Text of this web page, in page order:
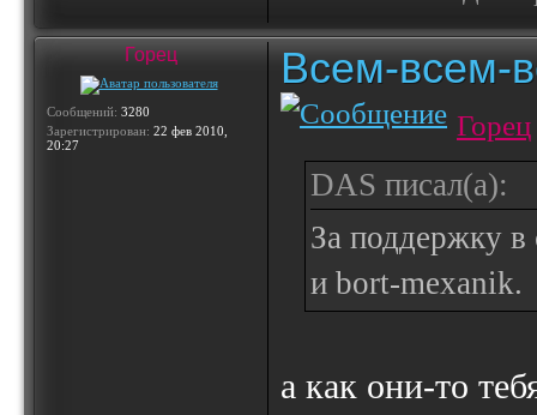
Горец
Сообщений: 3280
Зарегистрирован: 22 фев 2010,
20:27
Всем-всем-
Горец
DAS писал(а):
За поддержку в
и bort-mexanik.
а как они-то